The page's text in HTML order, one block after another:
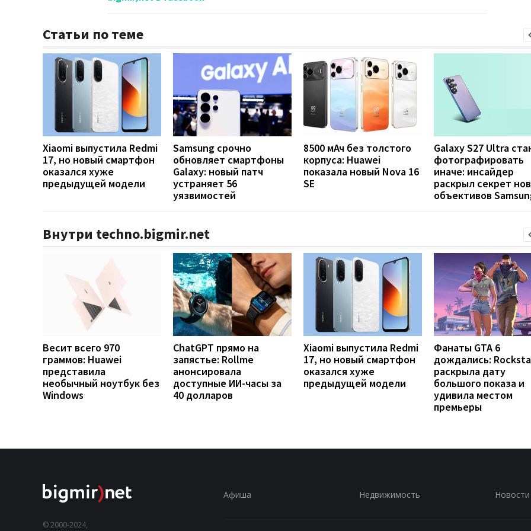
Статьи по теме
Xiaomi выпустила Redmi
17, но новый смартфон
оказался хуже
предыдущей модели
Samsung срочно
обновляет смартфоны
Galaxy: новый патч
устраняет 56
уязвимостей
8500 мАч без толстого
корпуса: Huawei
показала новый Nova 16
SE
Galaxy S27 Ultra
фотографировать
иначе: инсайдер
раскрыл секрет
объективов
Внутри techno.bigmir.net
Весит всего 970
граммов: Huawei
представила
необычный ноутбук без
Windows
ChatGPT прямо на
запястье: Rollme
анонсировала
доступные ИИ-часы за
40 долларов
Xiaomi выпустила Redmi
17, но новый смартфон
оказался хуже
предыдущей модели
Фанаты GTA 6
дождались:
раскрыла дату
большого показа и
удивила местом
премьеры
© 2000-2024,
Афиша Недвижимость Новости